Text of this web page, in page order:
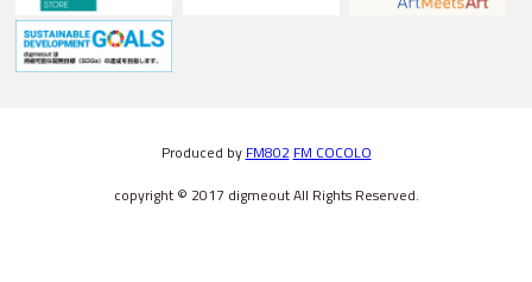
Produced by FM802 FM COCOLO
copyright © 2017 digmeout All Rights Reserved.